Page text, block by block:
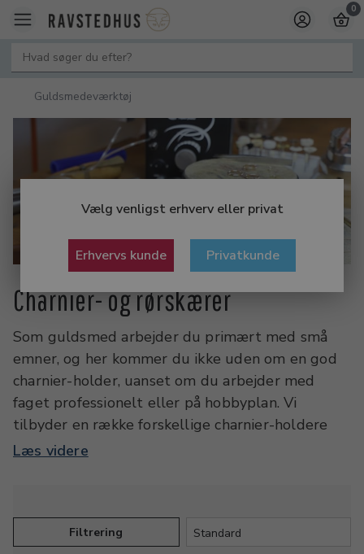
Vælg venligst erhverv eller privat
Erhvervs kunde Privatkunde
0
Guldsmedeværktøj
Charnier- og rørskærer
Som guldsmed arbejder du primært med små
emner, og her kommer du ikke uden om en god
charnier-holder, uanset om du arbejder med
faget professionelt eller på hobbyplan. Vi
tilbyder en række forskellige charnier-holdere
med varierende vinklinger og huller, lige fra de
også rørskærere fra både OMO og Bergeon, samt
nitteambolte og diverse tilbehør til blandt andet
Læs videre
Filtrering